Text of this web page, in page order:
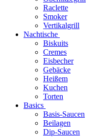
Raclette
Smoker
Vertikalgrill
Nachtische
Biskuits
Cremes
Eisbecher
Gebäcke
Heißem
Kuchen
Torten
Basics
Basis-Saucen
Beilagen
Dip-Saucen